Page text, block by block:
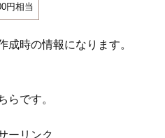
円相当
時の情報になります。
らです。
ーリンク